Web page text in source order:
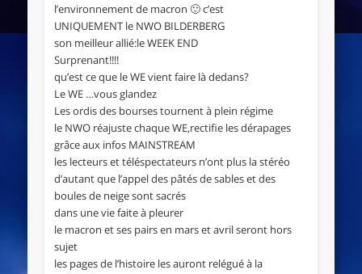
l’environnement de macron 🙂 c’est
UNIQUEMENT le NWO BILDERBERG
son meilleur allié:le WEEK END
Surprenant!!!!
qu’est ce que le WE vient faire là dedans?
Le WE …vous glandez
Les ordis des bourses tournent à plein régime
le NWO réajuste chaque WE,rectifie les dérapages
grâce aux infos MAINSTREAM
les lecteurs et téléspectateurs n’ont plus la stéréo
d’autant que l’appel des pâtés de sables et des
boules de neige sont sacrés
dans une vie faite à pleurer
le macron et ses pairs en mars et avril seront hors
sujet
les pages de l’histoire les auront relégué à la